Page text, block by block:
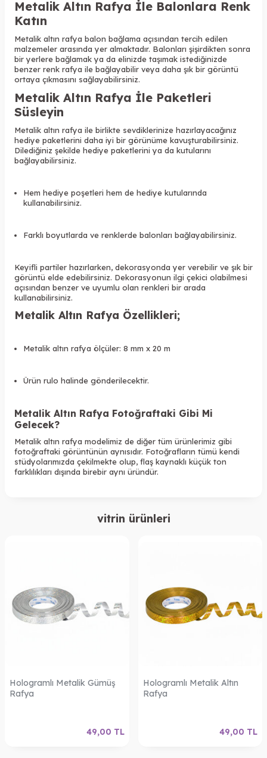
Metalik Altın Rafya İle Balonlara Renk
Katın
Metalik altın rafya balon bağlama açısından tercih edilen
malzemeler arasında yer almaktadır. Balonları şişirdikten sonra
bir yerlere bağlamak ya da elinizde taşımak istediğinizde
benzer renk rafya ile bağlayabilir veya daha şık bir görüntü
ortaya çıkmasını sağlayabilirsiniz.
Metalik Altın Rafya İle Paketleri
Süsleyin
Metalik altın rafya ile birlikte sevdiklerinize hazırlayacağınız
hediye paketlerini daha iyi bir görünüme kavuşturabilirsiniz.
Dilediğiniz şekilde hediye paketlerini ya da kutularını
bağlayabilirsiniz.
Hem hediye poşetleri hem de hediye kutularında
kullanabilirsiniz.
Farklı boyutlarda ve renklerde balonları bağlayabilirsiniz.
Keyifli partiler hazırlarken, dekorasyonda yer verebilir ve şık bir
görüntü elde edebilirsiniz. Dekorasyonun ilgi çekici olabilmesi
açısından benzer ve uyumlu olan renkleri bir arada
kullanabilirsiniz.
Metalik Altın Rafya Özellikleri;
Metalik altın rafya ölçüler: 8 mm x 20 m
Ürün rulo halinde gönderilecektir.
Metalik Altın Rafya Fotoğraftaki Gibi Mi
Gelecek?
Metalik altın rafya modelimiz de diğer tüm ürünlerimiz gibi
fotoğraftaki görüntünün aynısıdır. Fotoğrafların tümü kendi
stüdyolarımızda çekilmekte olup, flaş kaynaklı küçük ton
farklılıkları dışında birebir aynı üründür.
vitrin ürünleri
Hologramlı Metalik Gümüş
Rafya
49,00 TL
Hologramlı Metalik Altın
Rafya
49,00 TL